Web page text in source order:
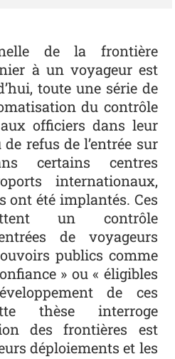
de la frontière
à un voyageur est
toute une série de
du contrôle
officiers dans leur
refus de l’entrée sur
certains centres
internationaux,
ont été implantés. Ces
un contrôle
de voyageurs
publics comme
» ou « éligibles
de ces
thèse interroge
des frontières est
déploiements et les